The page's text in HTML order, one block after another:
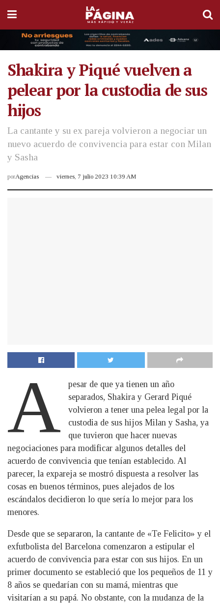
Shakira y Piqué vuelven a
pelear por la custodia de sus
hijos
La cantante y su ex pareja volvieron a negociar un
nuevo acuerdo de convivencia para estar con Milan
y Sasha
porAgencias viernes, 7 julio 2023 10:39 AM
A
pesar de que ya tienen un año
separados, Shakira y Gerard Piqué
volvieron a tener una pelea legal por la
custodia de sus hijos Milan y Sasha, ya
que tuvieron que hacer nuevas
negociaciones para modificar algunos detalles del
acuerdo de convivencia que tenían establecido. Al
parecer, la expareja se mostró dispuesta a resolver las
cosas en buenos términos, pues alejados de los
escándalos decidieron lo que sería lo mejor para los
menores.
Desde que se separaron, la cantante de «Te Felicito» y el
exfutbolista del Barcelona comenzaron a estipular el
acuerdo de convivencia para estar con sus hijos. En un
primer documento se estableció que los pequeños de 11 y
8 años se quedarían con su mamá, mientras que
visitarían a su papá. No obstante, con la mudanza de la